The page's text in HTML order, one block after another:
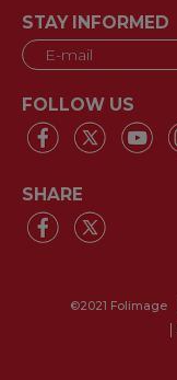
STAY INFORMED
FOLLOW US
SHARE
©2021 Folimage